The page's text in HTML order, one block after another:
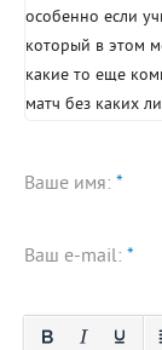
особенно если
который в этом
какие то еще
матч без каких
Ваше имя: *
Ваш e-mail: *